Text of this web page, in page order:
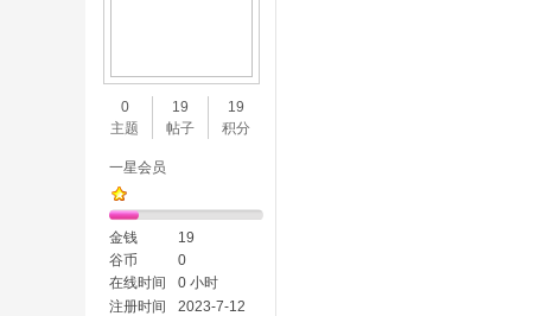
0
主题
19
帖子
19
积分
一星会员
金钱
19
谷币
0
在线时间
0 小时
注册时间
2023-7-12